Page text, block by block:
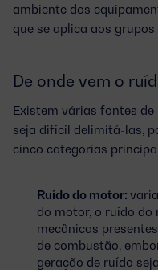
ambiente dos
que se aplica aos grupos
De onde vem o
Existem várias fontes
seja difícil delimitá-las,
cinco categorias
Ruído do motor:
do motor, o ruído
mecânicas
de combustão,
geração de ruído